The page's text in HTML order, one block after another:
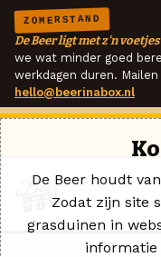
ZOMERSTAND
De Beer ligt met z'n
we wat minder goed
werkdagen duren.
hello@beerinabox.nl
De Beer houdt
Zodat zijn site
grasduinen in
informatie